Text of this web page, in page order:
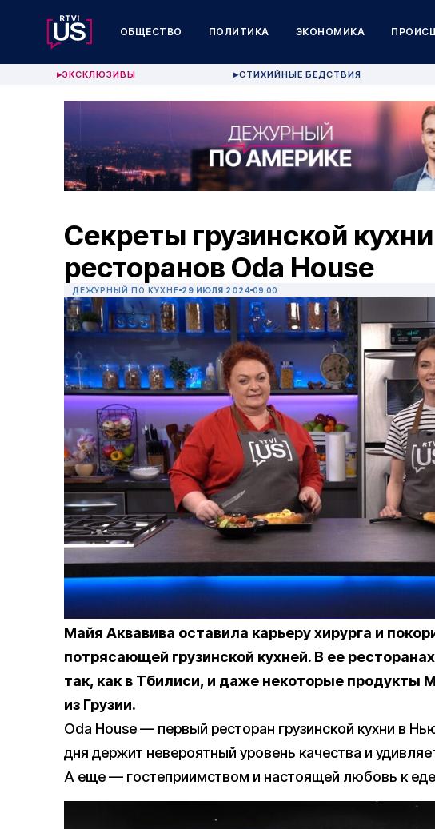
ОБЩЕСТВО ПОЛИТИКА ЭКОНОМИКА
▶ЭКСКЛЮЗИВЫ ▶СТИХИЙНЫЕ БЕДСТВИЯ
Секреты грузинской
ресторанов Oda House
ДЕЖУРНЫЙ ПО КУХНЕ 29 ИЮЛЯ 2024 09:00
Майя Аквавива оставила карьеру хирурга и
потрясающей грузинской кухней. В ее
так, как в Тбилиси, и даже некоторые продукты
из Грузии.
Oda House — первый ресторан грузинской кухни в
дня держит невероятный уровень качества и
А еще — гостеприимством и настоящей любовь к